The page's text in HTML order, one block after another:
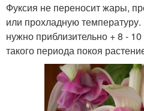
Фуксия не переносит жары,
или прохладную
нужно приблизительно + 8 -
такого периода покоя